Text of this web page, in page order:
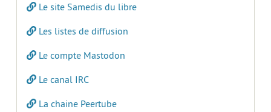
Le site Samedis du libre
Les listes de diffusion
Le compte Mastodon
Le canal IRC
La chaine Peertube